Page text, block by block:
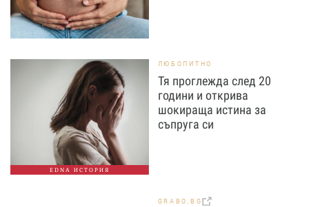
EDNA ИСТОРИЯ
ЛЮБОПИТНО
Тя проглежда след 20
години и открива
шокираща истина за
съпруга си
GRABO.BG